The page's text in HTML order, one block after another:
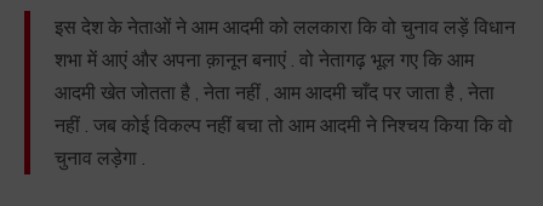
इस देश के नेताओं ने आम आदमी को ललकारा कि वो चुनाव लड़ें विधान
शभा में आएं और अपना क़ानून बनाएं . वो नेतागढ़ भूल गए कि आम
आदमी खेत जोतता है , नेता नहीं , आम आदमी चाँद पर जाता है , नेता
नहीं . जब कोई विकल्प नहीं बचा तो आम आदमी ने निश्चय किया कि वो
चुनाव लड़ेगा .